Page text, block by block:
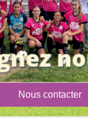
Nous contacter